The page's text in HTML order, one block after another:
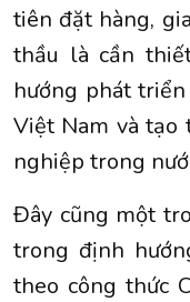
tiên đặt hàng,
thầu là cần
hướng phát
Việt Nam và tạo
nghiệp trong
Đây cũng một
trong định
theo công thức